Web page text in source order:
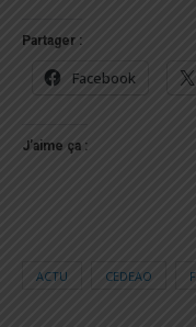
Partager :
Facebook
J’aime ça :
ACTU CEDEAO